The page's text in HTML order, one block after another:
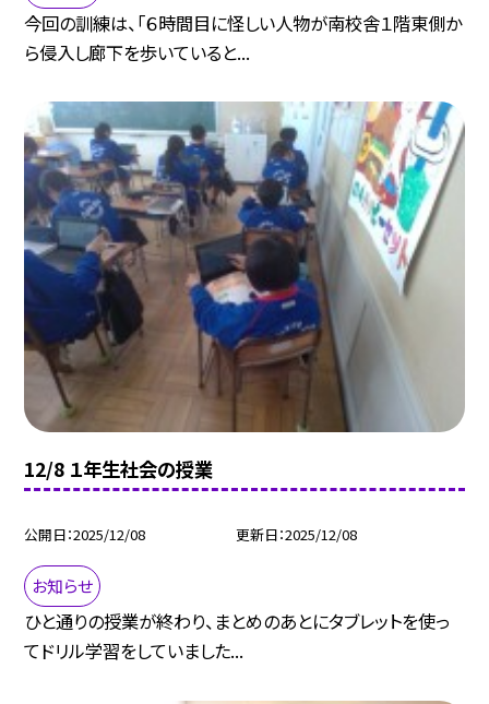
今回の訓練は、「６時間目に怪しい人物が南校舎１階東側か
ら侵入し廊下を歩いていると...
12/8 １年生社会の授業
公開日 2025/12/08 更新日 2025/12/08
お知らせ
ひと通りの授業が終わり、まとめのあとにタブレットを使っ
てドリル学習をしていました...